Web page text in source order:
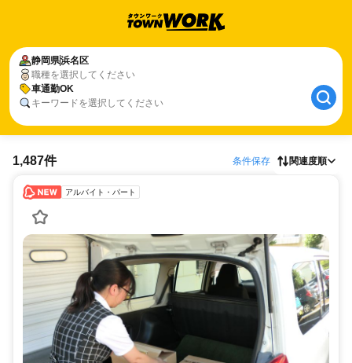
静岡県浜名区
職種を選択してください
車通勤OK
キーワードを選択してください
1,487件 条件保存 関連度順
アルバイト・パート